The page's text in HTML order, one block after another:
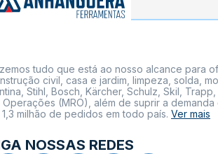
tudo que está ao nosso alcance para
civil, casa e jardim, limpeza, solda,
Stihl, Bosch, Kärcher, Schulz, Skil,
(MRO), além de suprir a
milhão de pedidos em todo país. Ver mais
NOSSAS REDES